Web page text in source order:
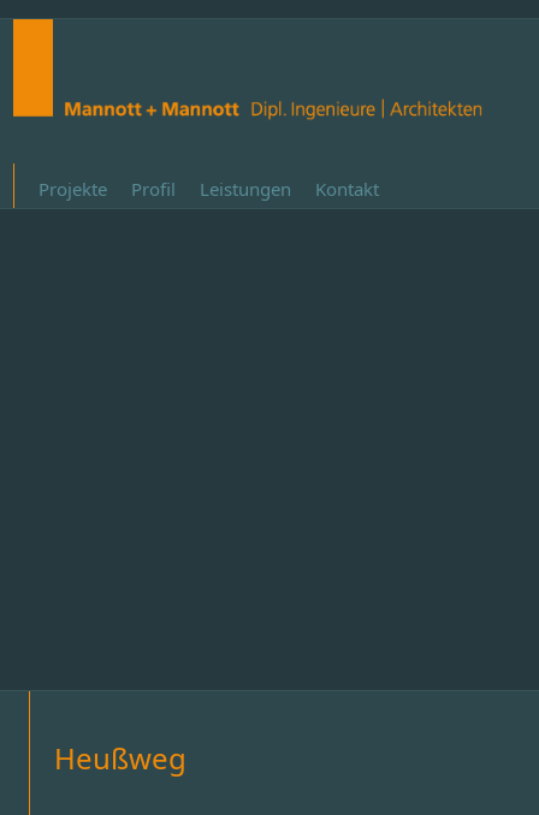
Projekte Profil Leistungen Kontakt
Heußweg